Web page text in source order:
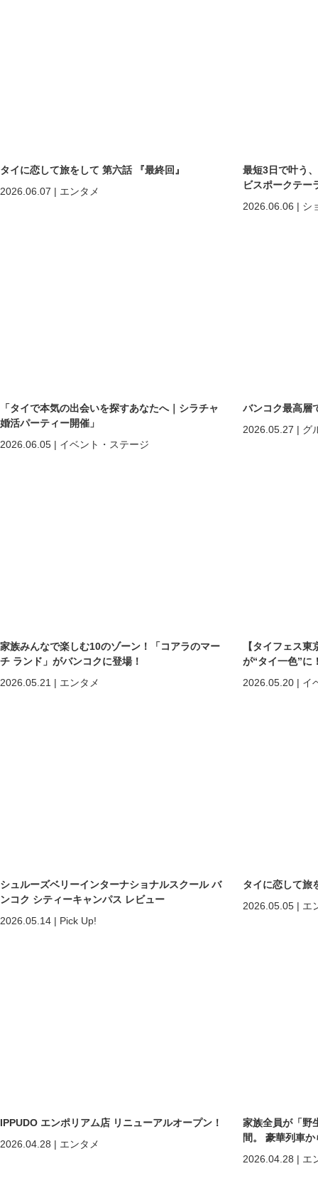
タイに恋して旅をして 第六話 『最終回』
2026.06.07 | エンタメ
最短3日で叶う
ビスポークテ
2026.06.06 | シ
「タイで本気の出会いを探すあなたへ｜シラチャ
婚活パーティー開催」
2026.06.05 | イベント・ステージ
バンコク最高層
2026.05.27 | グ
家族みんなで楽しむ10のゾーン！「コアラのマー
チ ランド」がバンコクに登場！
2026.05.21 | エンタメ
【タイフェス
が“タイ一色”に
2026.05.20 | イ
シュルーズベリーインターナショナルスクール バ
ンコク シティーキャンパス レビュー
2026.05.14 | Pick Up!
タイに恋して旅
2026.05.05 | エ
IPPUDO エンポリアム店 リニューアルオープン！
2026.04.28 | エンタメ
家族全員が「野
間。 豪華列車
2026.04.28 | エ